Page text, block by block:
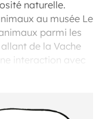
naturelle.
au musée Le
parmi les
de la Vache
interaction avec